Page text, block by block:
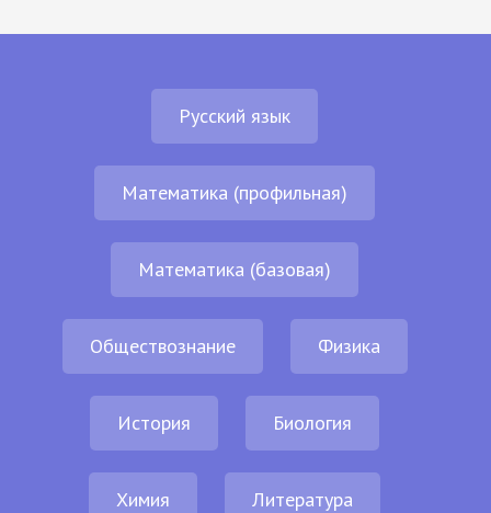
Русский язык
Математика (профильная)
Математика (базовая)
Обществознание Физика
История Биология
Химия Литература